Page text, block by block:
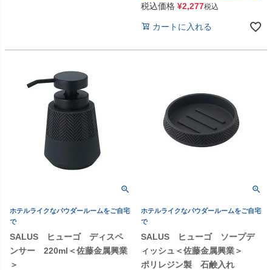
税込価格 ¥2,277税込
カートに入れる
ホテルライクなパウダールームをご自宅
で
SALUS ヒューゴ ディスペ
ンサー 220ml＜佐藤金属興業
＞
ホテルライクなパウダールームをご自宅
で
SALUS ヒューゴ ソープデ
ィッシュ＜佐藤金属興業＞
ポリレジン製 石鹸入れ